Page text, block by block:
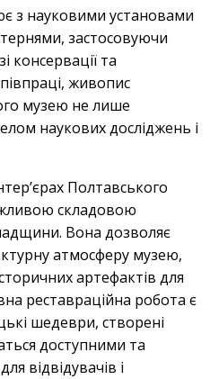
з науковими установами
застосовуючи
консервації та
живопис
музею не лише
наукових досліджень і
Полтавського
складовою
Вона дозволяє
атмосферу музею,
артефактів для
реставраційна робота є
шедеври, створені
доступними та
відвідувачів і